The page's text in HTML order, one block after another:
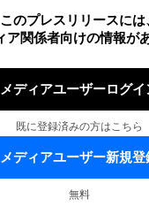
このプレスリリースには
ア関係者向けの情報が
メディアユーザーログイ
既に登録済みの方はこちら
メディアユーザー新規登
無料